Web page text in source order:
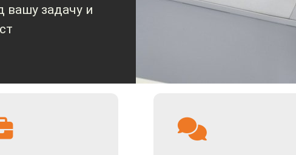
задачу и